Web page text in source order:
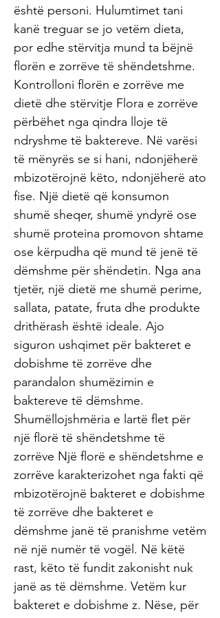
është personi. Hulumtimet tani
kanë treguar se jo vetëm dieta,
por edhe stërvitja mund ta bëjnë
florën e zorrëve të shëndetshme.
Kontrolloni florën e zorrëve me
dietë dhe stërvitje Flora e zorrëve
përbëhet nga qindra lloje të
ndryshme të baktereve. Në varësi
të mënyrës se si hani, ndonjëherë
mbizotërojnë këto, ndonjëherë ato
fise. Një dietë që konsumon
shumë sheqer, shumë yndyrë ose
shumë proteina promovon shtame
ose kërpudha që mund të jenë të
dëmshme për shëndetin. Nga ana
tjetër, një dietë me shumë perime,
sallata, patate, fruta dhe produkte
drithërash është ideale. Ajo
siguron ushqimet për bakteret e
dobishme të zorrëve dhe
parandalon shumëzimin e
baktereve të dëmshme.
Shumëllojshmëria e lartë flet për
një florë të shëndetshme të
zorrëve Një florë e shëndetshme e
zorrëve karakterizohet nga fakti që
mbizotërojnë bakteret e dobishme
të zorrëve dhe bakteret e
dëmshme janë të pranishme vetëm
në një numër të vogël. Në këtë
rast, këto të fundit zakonisht nuk
janë as të dëmshme. Vetëm kur
bakteret e dobishme z. Nëse, për